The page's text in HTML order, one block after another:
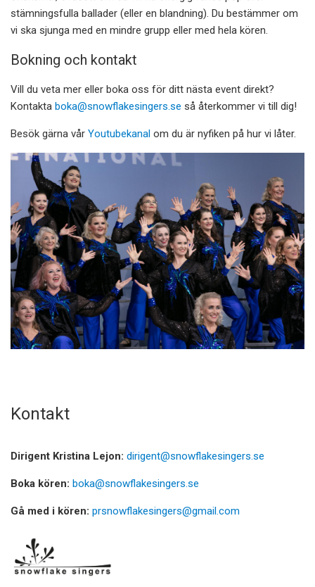
stämningsfulla ballader (eller en blandning). Du bestämmer om
vi ska sjunga med en mindre grupp eller med hela kören.
Bokning och kontakt
Vill du veta mer eller boka oss för ditt nästa event direkt?
Kontakta boka@snowflakesingers.se så återkommer vi till dig!
Besök gärna vår Youtubekanal om du är nyfiken på hur vi låter.
Kontakt
Dirigent Kristina Lejon: dirigent@snowflakesingers.se
Boka kören: boka@snowflakesingers.se
Gå med i kören: prsnowflakesingers@gmail.com